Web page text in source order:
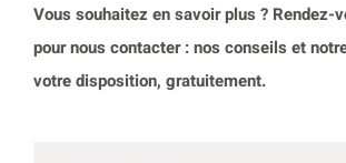
Vous souhaitez en savoir plus ? Rendez-
pour nous contacter : nos conseils et
votre disposition, gratuitement.